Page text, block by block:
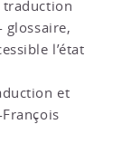
traduction
glossaire,
l’état
et